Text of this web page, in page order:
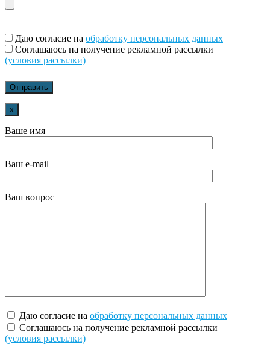
Даю согласие на обработку персональных данных
Соглашаюсь на получение рекламной рассылки
(условия рассылки)
x
Ваше имя
Ваш e-mail
Ваш вопрос
Даю согласие на обработку персональных данных
Соглашаюсь на получение рекламной рассылки
(условия рассылки)